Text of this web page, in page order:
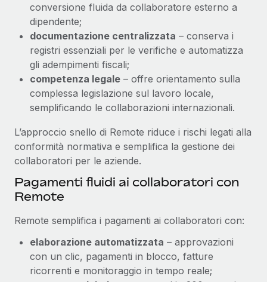
conversione fluida da collaboratore esterno a
dipendente;
documentazione centralizzata – conserva i
registri essenziali per le verifiche e automatizza
gli adempimenti fiscali;
competenza legale – offre orientamento sulla
complessa legislazione sul lavoro locale,
semplificando le collaborazioni internazionali.
L’approccio snello di Remote riduce i rischi legati alla
conformità normativa e semplifica la gestione dei
collaboratori per le aziende.
Pagamenti fluidi ai collaboratori con
Remote
Remote semplifica i pagamenti ai collaboratori con:
elaborazione automatizzata – approvazioni
con un clic, pagamenti in blocco, fatture
ricorrenti e monitoraggio in tempo reale;